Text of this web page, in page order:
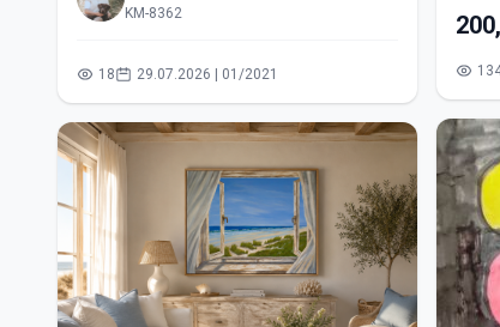
KM-8362
18 29.07.2026 | 01/2021